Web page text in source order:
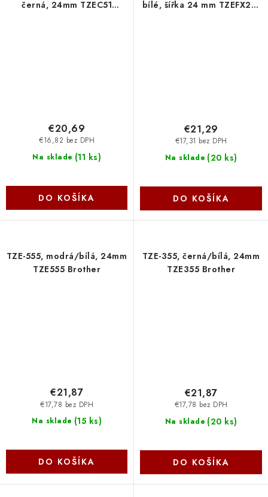
černá, 24mm TZEC51
Na sklade (11 ks)
€16,82 bez DPH
€20,69
DO KOŠÍKA
bílé, šířka 24 mm TZEFX251
Na sklade (20 ks)
€17,31 bez DPH
€21,29
DO KOŠÍKA
TZE-555, modrá/bílá, 24mm
TZE555 Brother
Na sklade (15 ks)
€17,78 bez DPH
€21,87
DO KOŠÍKA
TZE-355, černá/bílá, 24mm
TZE355 Brother
Na sklade (20 ks)
€17,78 bez DPH
€21,87
DO KOŠÍKA